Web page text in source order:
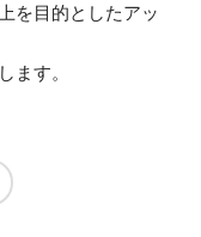
を目的としたアッ
ます。